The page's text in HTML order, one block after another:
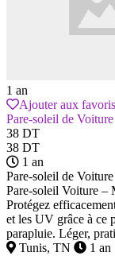
1 an
Ajouter aux favoris
Pare-soleil de
38 DT
38 DT
1 an
Pare-soleil de
Pare-soleil Voiture –
Protégez
et les UV grâce à ce
parapluie. Léger,
Tunis, TN
1 an